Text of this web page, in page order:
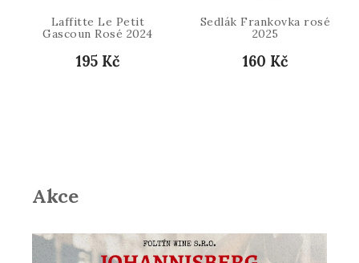
Laffitte Le Petit
Gascoun Rosé 2024
195 Kč
Sedlák Frankovka rosé
2025
160 Kč
Akce